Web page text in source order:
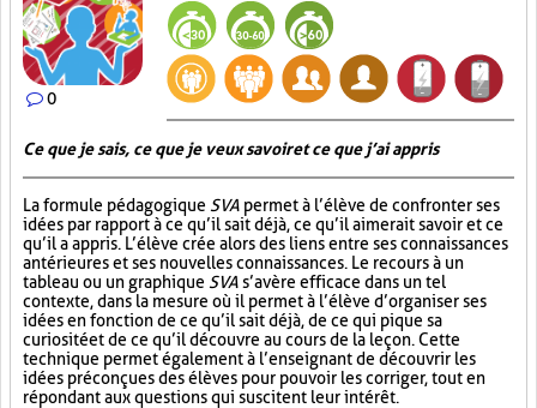
0
Ce que je sais, ce que je veux savoir et ce que j’ai appris
La formule pédagogique SVA permet à l’élève de confronter ses
idées par rapport à ce qu’il sait déjà, ce qu’il aimerait savoir et ce
qu’il a appris. L’élève crée alors des liens entre ses connaissances
antérieures et ses nouvelles connaissances. Le recours à un
tableau ou un graphique SVA s’avère efficace dans un tel
contexte, dans la mesure où il permet à l’élève d’organiser ses
idées en fonction de ce qu’il sait déjà, de ce qui pique sa
curiosité et de ce qu’il découvre au cours de la leçon. Cette
technique permet également à l’enseignant de découvrir les
idées préconçues des élèves pour pouvoir les corriger, tout en
répondant aux questions qui suscitent leur intérêt.